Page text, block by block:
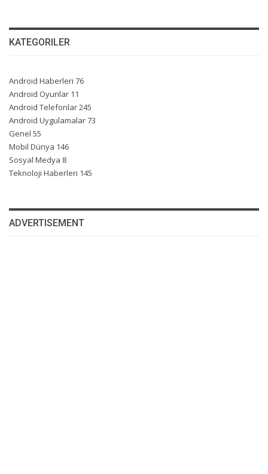
KATEGORILER
Android Haberleri 76
Android Oyunlar 11
Android Telefonlar245
Android Uygulamalar73
Genel 55
Mobil Dünya 146
Sosyal Medya 8
Teknoloji Haberleri 145
ADVERTISEMENT